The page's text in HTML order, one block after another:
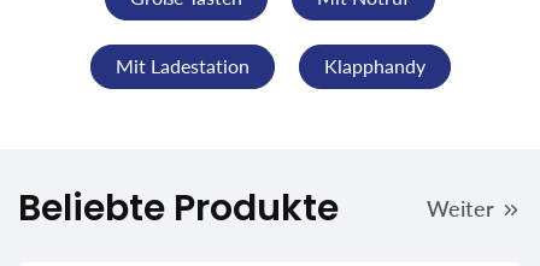
Mit Ladestation Klapphandy
Beliebte Produkte Weiter